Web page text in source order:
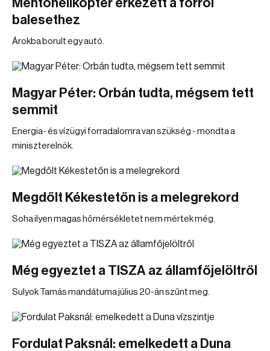
Mentőhelikopter érkezett a forrói
balesethez
Árokba borult egy autó.
Magyar Péter: Orbán tudta, mégsem tett
semmit
Energia- és vízügyi forradalomra van szükség - mondta a
miniszterelnök.
Megdőlt Kékestetőn is a melegrekord
Soha ilyen magas hőmérsékletet nem mértek még.
Még egyeztet a TISZA az államfőjelöltről
Sulyok Tamás mandátuma július 20-án szűnt meg.
Fordulat Paksnál: emelkedett a Duna